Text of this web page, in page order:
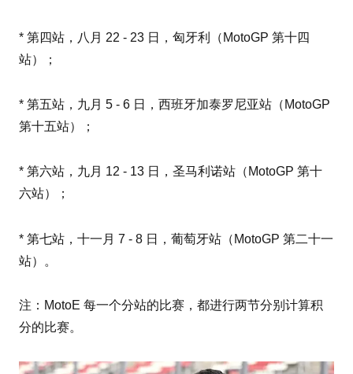
* 第四站，八月 22 - 23 日， 匈牙利 （MotoGP 第十四
站）；
* 第五站，九月 5 - 6 日，西班牙加泰罗尼亚站（MotoGP
第十五站）；
* 第六站，九月 12 - 13 日，圣马利诺站（MotoGP 第十
六站）；
* 第七站，十一月 7 - 8 日， 葡萄牙站（MotoGP 第二十一
站）。
注：MotoE 每一个分站的比赛，都进行两节分别计算积
分的比赛。